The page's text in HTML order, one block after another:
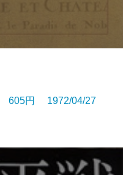
605円 1972/04/27